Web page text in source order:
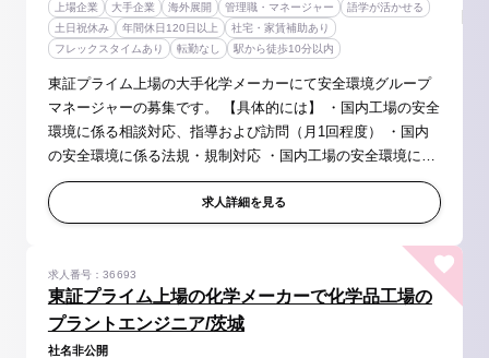
上場企業 大手企業 海外展開 管理職・マネージャー
語学が活かせる
土日祝休み
年間休日120日以上
社宅・家賃補助あり
フレックスタイムあり
転勤なし 駅から徒歩10分以内
東証プライム上場の大手化学メーカーにて安全環境グループ
マネージャーの募集です。 【具体的には】 ・国内工場の安全
環境に係る相談対応、指導および訪問（月1回程度） ・国内
の安全環境に係る法規・規制対応 ・国内工場の安全環境に係
る監査（月1回程度） ・DICグループ全体（国内および海外）
の安全環境に係る...
求人詳細を見る
東証プライム上場の化学メーカーで化学品工場の
プラントエンジニア/茨城
求人番号：36693
社名非公開